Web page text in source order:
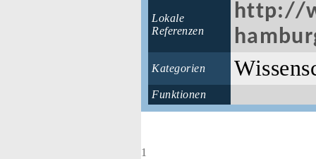
Lokale
Referenzen
http://
Kategorien
Funktionen
1